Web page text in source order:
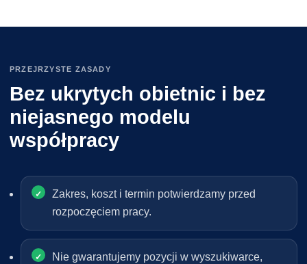
PRZEJRZYSTE ZASADY
Bez ukrytych obietnic i bez
niejasnego modelu
współpracy
Zakres, koszt i termin potwierdzamy przed
rozpoczęciem pracy.
Nie gwarantujemy pozycji w wyszukiwarce,